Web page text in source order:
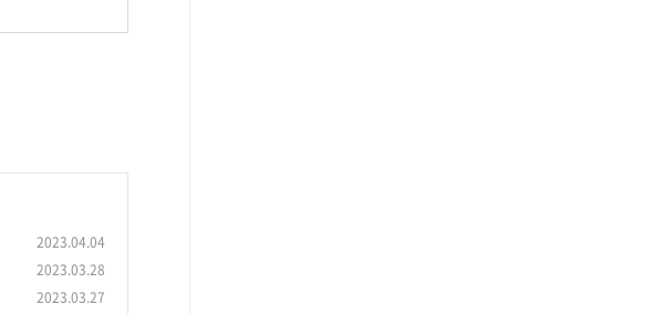
2023.04.04
2023.03.28
2023.03.27